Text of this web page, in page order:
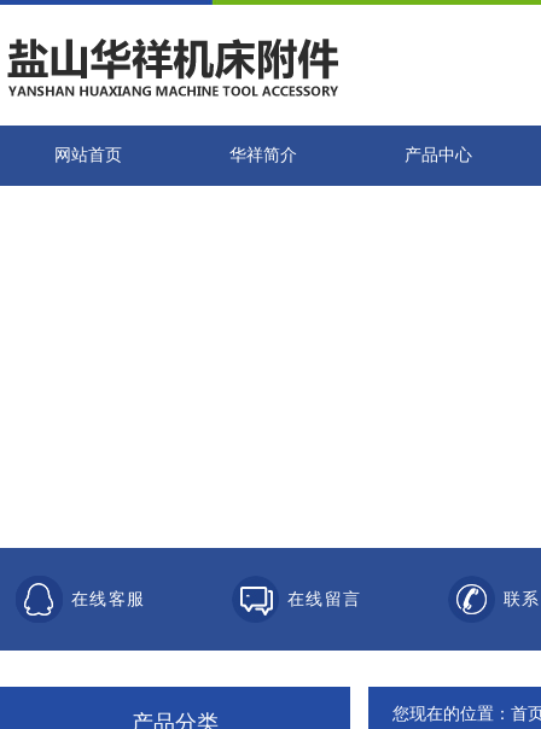
网站首页 华祥简介 产品中心
在线客服 在线留言 联
产品分类 您现在的位置： 首